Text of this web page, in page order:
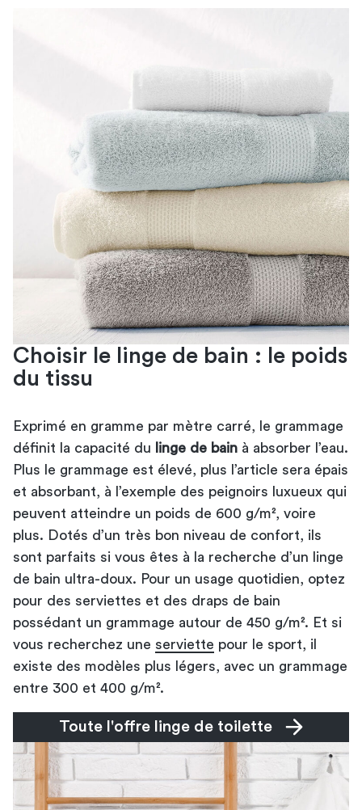
Choisir le linge de bain : le poids
du tissu
Exprimé en gramme par mètre carré, le grammage
définit la capacité du
linge de bain à absorber l’eau.
Plus le grammage est élevé, plus l’article sera épais
et absorbant, à l’exemple des peignoirs luxueux qui
peuvent atteindre un poids de 600 g/m², voire
plus. Dotés d’un très bon niveau de confort, ils
sont parfaits si vous êtes à la recherche d’un linge
de bain ultra-doux. Pour un usage quotidien, optez
pour des serviettes et des draps de bain
possédant un grammage autour de 450 g/m². Et si
vous recherchez une serviette pour le sport, il
existe des modèles plus légers, avec un grammage
entre 300 et 400 g/m².
Toute l'offre linge de toilette